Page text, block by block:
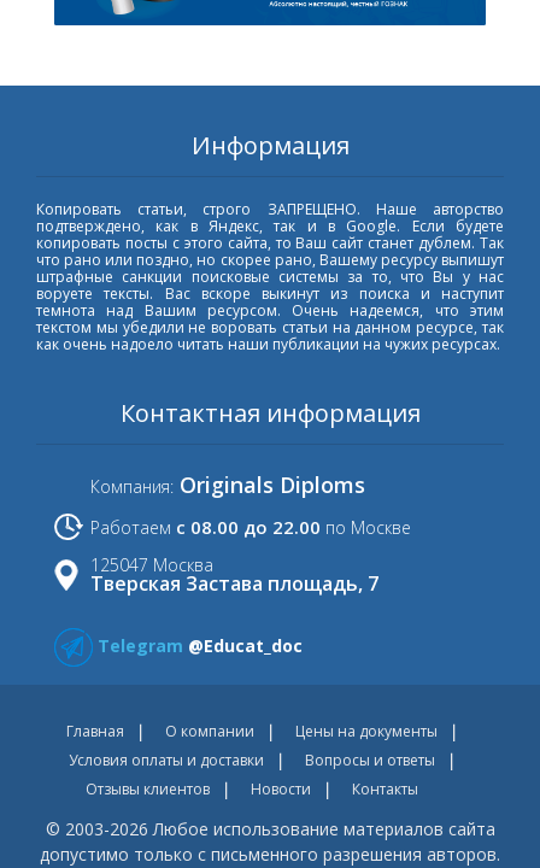
Информация
Копировать статьи, строго ЗАПРЕЩЕНО. Наше авторство
подтверждено, как в Яндекс, так и в Google. Если будете
копировать посты с этого сайта, то Ваш сайт станет дублем. Так
что рано или поздно, но скорее рано, Вашему ресурсу выпишут
штрафные санкции поисковые системы за то, что Вы у нас
воруете тексты. Вас вскоре выкинут из поиска и наступит
темнота над Вашим ресурсом. Очень надеемся, что этим
текстом мы убедили не воровать статьи на данном ресурсе, так
как очень надоело читать наши публикации на чужих ресурсах.
Контактная информация
Компания: Originals Diploms
Работаем с 08.00 до 22.00 по Москве
125047 Москва
Тверская Застава площадь, 7
Telegram @Educat_doc
Главная О компании
Цены на документы
Условия оплаты и доставки
Вопросы и ответы
Отзывы клиентов
Новости Контакты
© 2003-2026 Любое использование материалов сайта
допустимо только с письменного разрешения авторов.